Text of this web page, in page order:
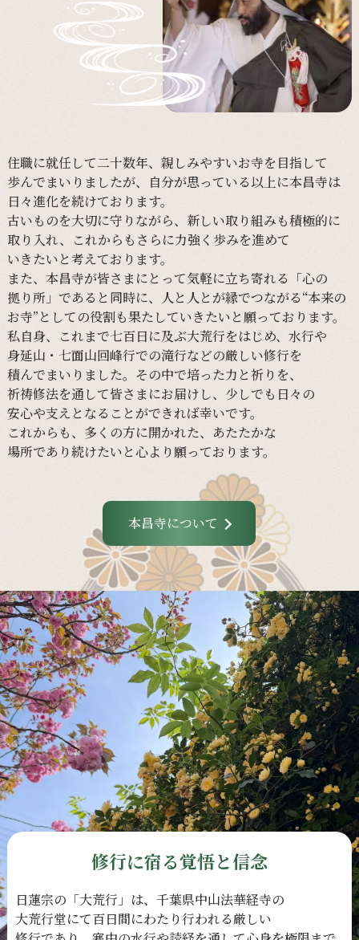
住職に就任して二十数年、 親しみやすいお寺を目指して
歩んでまいりましたが、 自分が思っている以上に本昌寺は
日々進化を続けております。
古いものを大切に守りながら、 新しい取り組みも積極的に
取り入れ、
これからも さらに力強く 歩みを進めて
いきたいと考えております。
また、 本昌寺が皆さまにとって気軽に立ち寄れる 「心の
拠り所」であると同時に、 人と 人とが縁でつながる“本来の
お寺”と しての役割も果たしていきたいと願っております。
私自身、
これまで七百日に及ぶ大荒行をはじめ、 水行や
身延山・ 七面山回峰行での滝行などの厳しい修行を
積んでまいりました。 その中で培った力と祈りを、
祈祷修法を通して皆さまにお届けし、 少しでも 日々の
安心や支えとなる ことができれば幸いです。
これからも、 多くの方に開かれた、 あたたかな
場所であり続けたいと心より願っております。
本昌寺について
修行に宿る覚悟と信念
日蓮宗の 「大荒行」は、 千葉県中山法華経寺の
大荒行堂にて百日間にわたり行われる厳しい